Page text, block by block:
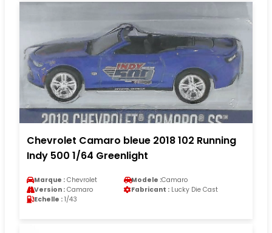
Chevrolet Camaro bleue 2018 102 Running
Indy 500 1/64 Greenlight
Marque : Chevrolet Modele :Camaro
Version : Camaro Fabricant : Lucky Die Cast
Echelle : 1/43